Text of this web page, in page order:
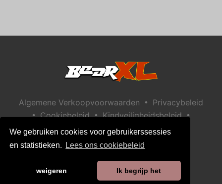
We gebruiken cookies voor gebruikerssessies
en statistieken.
Lees ons cookiebeleid
weigeren Ik begrijp het
Algemene Verkoopvoorwaarden • Privacybeleid
• Cookiebeleid • Kindveiligheidsbeleid •
Help / Contact